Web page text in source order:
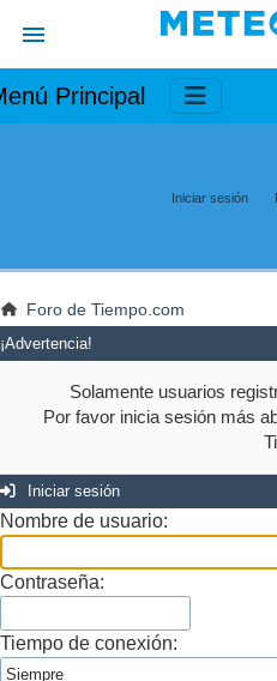
Principal
Iniciar sesión
Foro de Tiempo.com
¡Advertencia!
Solamente usuarios
Por favor inicia sesión más
Iniciar sesión
Nombre de usuario:
Contraseña:
Tiempo de conexión: